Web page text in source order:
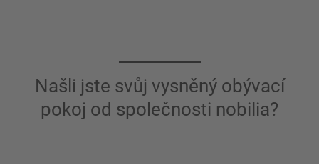
Našli jste svůj vysněný obývací
pokoj od společnosti nobilia?